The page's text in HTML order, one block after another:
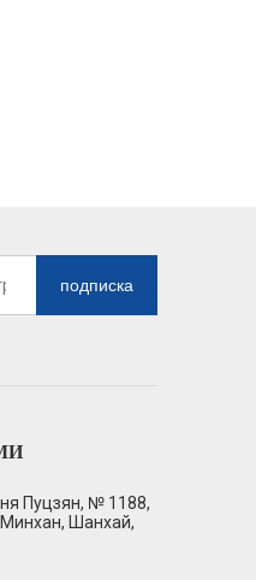
подписка
Пуцзян, № 1188,
Шанхай,